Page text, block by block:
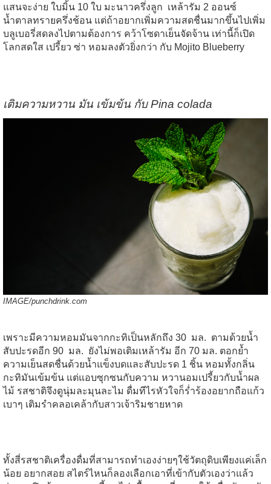
แสนจะง่าย ใบมิ้น 10 ใบ มะนาวครึ่งลูก เหล้ารัม 2 ออนซ์
น้ำตาลทรายครึ่งช้อน แต่ถ้าอยากเพิ่มความสดชื่นมากขึ้นไปเพิ่ม
บลูเบอรี่สดลงไปตามต้องการ คว้าโซดาเย็นจัดจ้าน เท่านี้ก็เปิด
โลกสดใส เปรี้ยว ซ่า หอมลงตัวยิ่งกว่า กับ Mojito Blueberry
เติมความหวาน มัน เข้มข้น กับPina colada
IMAGE/punchdrink.com
เพราะมีความหอมมันจากกะทิเป็นหลักถึง 30 มล. ตามด้วยน้ำ
สับปะรดอีก 90 มล. ยังไม่พอเติมเหล้ารัม อีก 70 มล. ตอกย้ำ
ความเย็นสดชื่นด้วยน้ำแข็งบดและสับปะรด 1 ชิ้น หอมทั้งกลิ่น
กะทิมันเข้มข้น แต่แอบซุกซนกับความ หวานอมเปรี้ยวกับน้ำผล
ไม้ รสชาติจึงดูนุ่มละมุนละไม ดื่มทีไรหัวใจก็ร่ำร้องอยากถือแก้ว
เบาๆ เติมรำคลอเคล้ากับสาวเจ้าริมชายหาด
ทั้งสี่รสชาติเครื่องดื่มที่สามารถทำเองง่ายๆใช้วัตถุดิบเพียงแค่เล็ก
น้อย อยากสอย สไตร์ไหนก็ลองเลือกเอาที่เข้ากับตัวเองว่าแล้ว